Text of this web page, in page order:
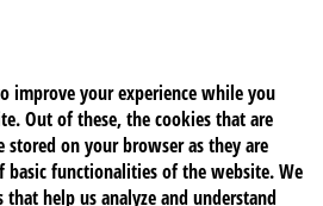
improve your experience while you
Out of these, the cookies that are
stored on your browser as they are
functionalities of the website. We
help us analyze and understand